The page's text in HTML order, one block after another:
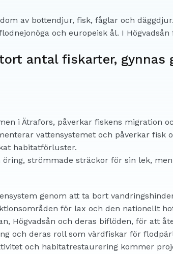
av bottendjur, fisk, fåglar och
och europeisk ål. I
antal fiskarter, gynnas
i Ätrafors, påverkar fiskens migration
vattensystemet och påverkar fisk
habitatförluster.
öring, strömmade sträckor för sin lek,
genom att ta bort
för lax och den nationellt
Högvadsån och deras biflöden, för att
och deras roll som värdfiskar för
och habitatrestaurering kommer